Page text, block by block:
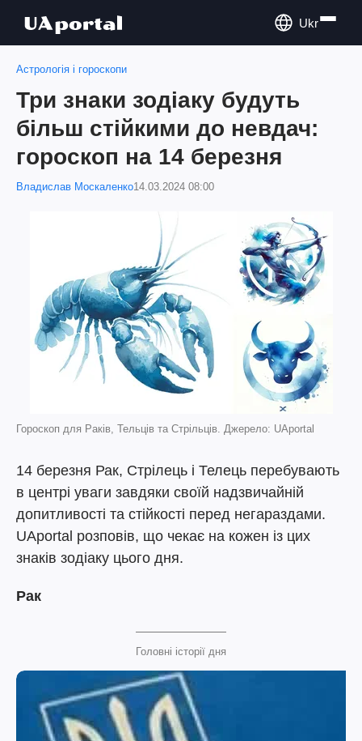
Ukr
Астрологія і гороскопи
Три знаки зодіаку будуть
більш стійкими до невдач:
гороскоп на 14 березня
Владислав Москаленко14.03.2024 08:00
Гороскоп для Раків, Тельців та Стрільців. Джерело: UAportal
14 березня Рак, Стрілець і Телець перебувають
в центрі уваги завдяки своїй надзвичайній
допитливості та стійкості перед негараздами.
UAportal розповів, що чекає на кожен із цих
знаків зодіаку цього дня.
Рак
Головні історії дня